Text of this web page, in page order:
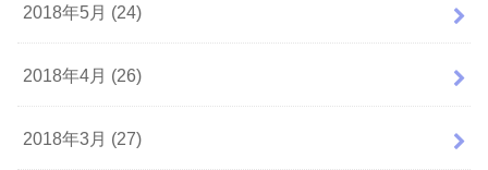
2018年5月 (24)
2018年4月 (26)
2018年3月 (27)